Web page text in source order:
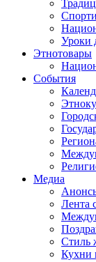
Уроки
Этнотовары
События
Медиа
Лента
Cтиль
Кухни